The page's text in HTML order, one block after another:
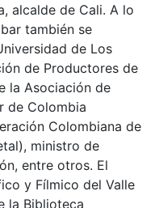
alcalde de Cali. A lo
también se
de Los
de Productores de
la Asociación de
de Colombia
Colombiana de
ministro de
entre otros. El
y Fílmico del Valle
la Biblioteca